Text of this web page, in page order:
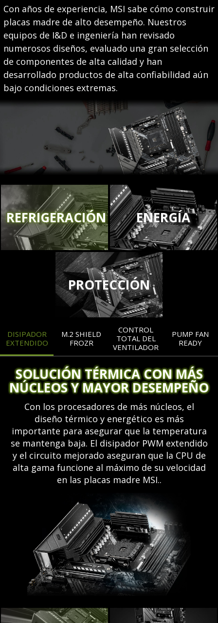
Con años de experiencia, MSI sabe cómo construir
placas madre de alto desempeño. Nuestros
equipos de I&D e ingeniería han revisado
numerosos diseños, evaluado una gran selección
de componentes de alta calidad y han
desarrollado productos de alta confiabilidad aún
bajo condiciones extremas.
REFRIGERACIÓN ENERGÍA
PROTECCIÓN
DISIPADOR
EXTENDIDO
M.2 SHIELD
FROZR
CONTROL
TOTAL DEL
VENTILADOR
PUMP FAN
READY
SOLUCIÓN TÉRMICA CON MÁS
NÚCLEOS Y MAYOR DESEMPEÑO
Con los procesadores de más núcleos, el
diseño térmico y energético es más
importante para asegurar que la temperatura
se mantenga baja. El disipador PWM extendido
y el circuito mejorado aseguran que la CPU de
alta gama funcione al máximo de su velocidad
en las placas madre MSI..